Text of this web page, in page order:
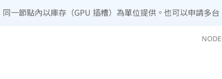
同一節點內以庫存（GPU 插槽）為單位提供。也可以申請多台